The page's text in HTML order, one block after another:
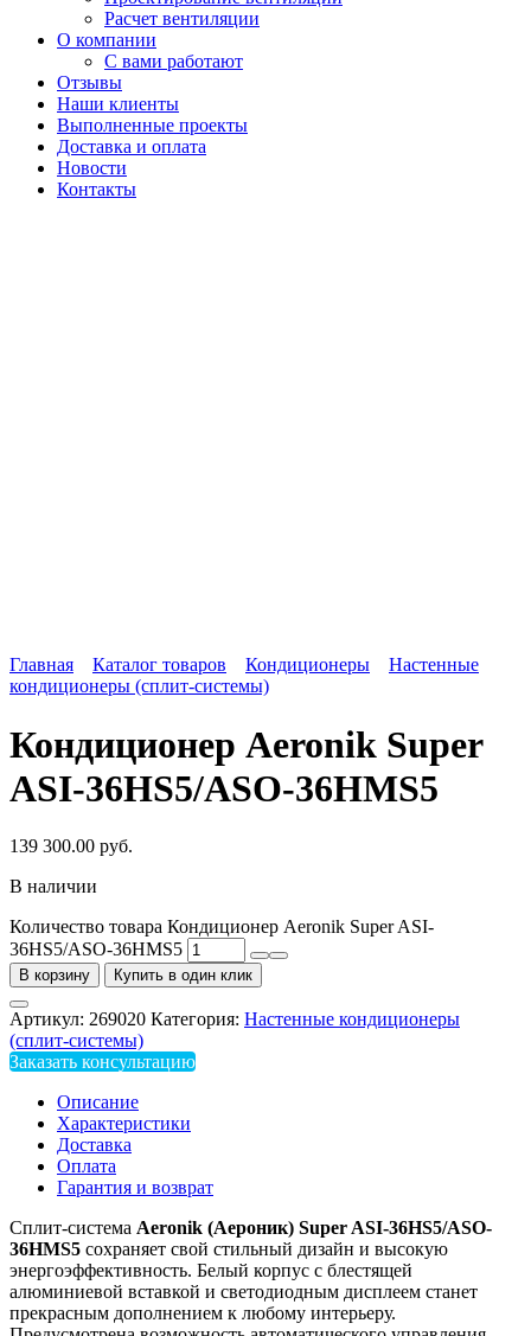
Расчет вентиляции
О компании
С вами работают
Отзывы
Наши клиенты
Выполненные проекты
Доставка и оплата
Новости
Контакты
Главная Каталог товаров Кондиционеры
Настенные
кондиционеры (сплит-системы)
Кондиционер Aeronik Super
ASI-36HS5/ASO-36HMS5
139 300.00 руб.
В наличии
Количество товара Кондиционер Aeronik Super ASI-
36HS5/ASO-36HMS5
В корзину Купить в один клик
Артикул: 269020 Категория: Настенные кондиционеры
(сплит-системы)
Заказать консультацию
Описание
Характеристики
Доставка
Оплата
Гарантия и возврат
Сплит-система Aeronik (Аероник) Super ASI-36HS5/ASO-
36HMS5 сохраняет свой стильный дизайн и высокую
энергоэффективность. Белый корпус с блестящей
алюминиевой вставкой и светодиодным дисплеем станет
прекрасным дополнением к любому интерьеру.